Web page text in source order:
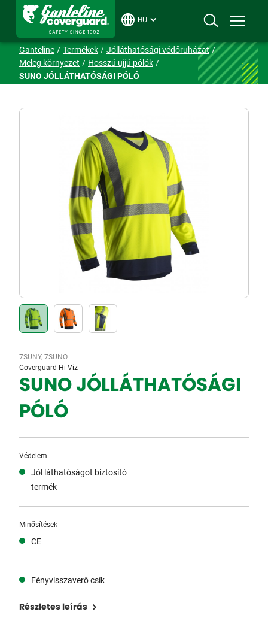
HU
Ganteline Termékek
Jólláthatósági védőruházat
Meleg környezet
Hosszú ujjú pólók
SUNO JÓLLÁTHATÓSÁGI PÓLÓ
7SUNY, 7SUNO
Coverguard Hi-Viz
SUNO JÓLLÁTHATÓSÁGI
PÓLÓ
Védelem
Jól láthatóságot biztosító
termék
Minősítések
CE
Fényvisszaverő csík
Részletes leírás